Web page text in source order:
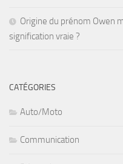
Origine du prénom Owen
signification vraie ?
CATÉGORIES
Auto/Moto
Communication